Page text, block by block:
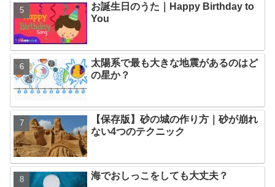
お誕生日のうた｜Happy Birthday to
You
太陽系で最も大きな地震があるのはど
の星か？
【保存版】砂の城の作り方｜砂が崩れ
ない4つのテクニック
海でおしっこをしても大丈夫？